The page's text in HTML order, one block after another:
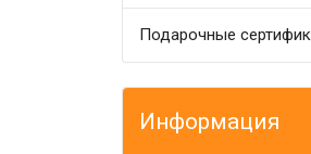
Подарочные
Информация